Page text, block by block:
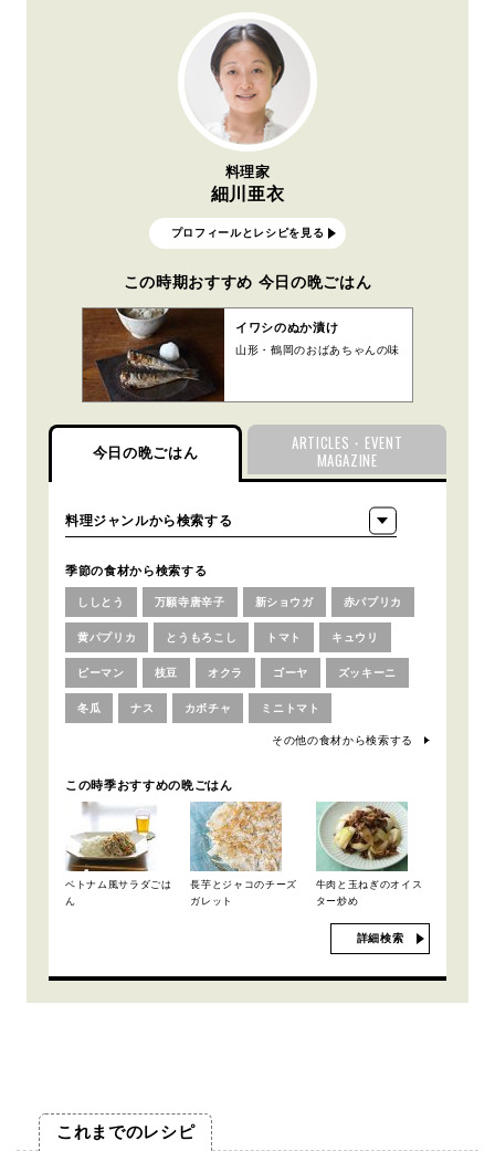
料理家
細川亜衣
プロフィールとレシピを見る
この時期おすすめ 今日の晩ごはん
イワシのぬか漬け
山形・鶴岡のおばあちゃんの味
今日の晩ごはん
ARTICLES・EVENT
MAGAZINE
季節の食材から検索する
ししとう 万願寺唐辛子 新ショウガ 赤パプリカ
黄パプリカ とうもろこし トマト キュウリ
ピーマン 枝豆 オクラ ゴーヤ ズッキーニ
冬瓜 ナス カボチャ ミニトマト
その他の食材から検索する
この時季おすすめの晩ごはん
ベトナム風サラダごは
ん
長芋とジャコのチーズ
ガレット
牛肉と玉ねぎのオイス
ター炒め
詳細検索
これまでのレシピ